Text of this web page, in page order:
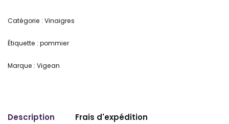
Catégorie : Vinaigres
Étiquette : pommier
Marque : Vigean
Description
Frais d'expédition